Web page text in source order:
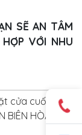
SẼ AN TÂM
VỚI NHU
cửa cuốn
HÒA –